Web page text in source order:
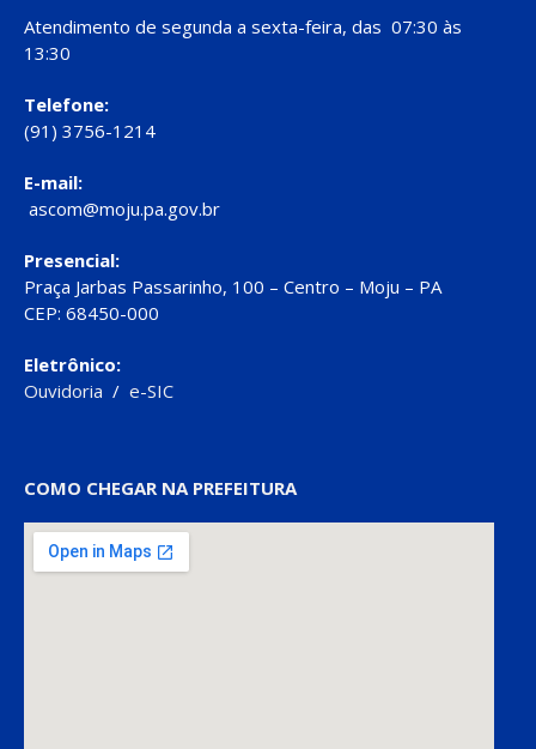
Atendimento de segunda a sexta-feira, das 07:30 às
13:30
Telefone:
(91) 3756-1214
E-mail:
ascom@moju.pa.gov.br
Presencial:
Praça Jarbas Passarinho, 100 – Centro – Moju – PA
CEP: 68450-000
Eletrônico:
Ouvidoria / e-SIC
COMO CHEGAR NA PREFEITURA